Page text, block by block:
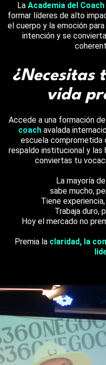
La Academia del Coach
formar líderes de alto
el cuerpo y la emoción
intención y se
¿Necesitas
vida
Accede a una formación
coach avalada
escuela comprometida
respaldo institucional y las
conviertas tu
La mayoría
sabe mucho,
Tiene
Trabaja duro,
Hoy el mercado no
Premia la claridad, la